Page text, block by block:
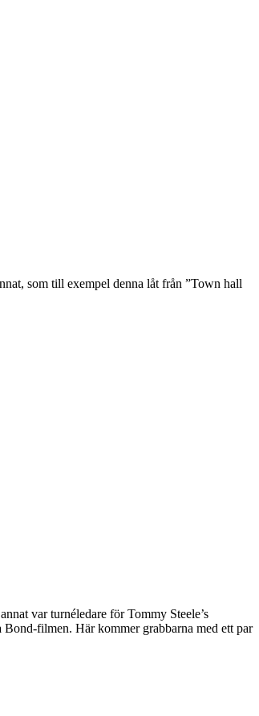
som till exempel denna låt från ”Town hall
var turnéledare för Tommy Steele’s
filmen. Här kommer grabbarna med ett par